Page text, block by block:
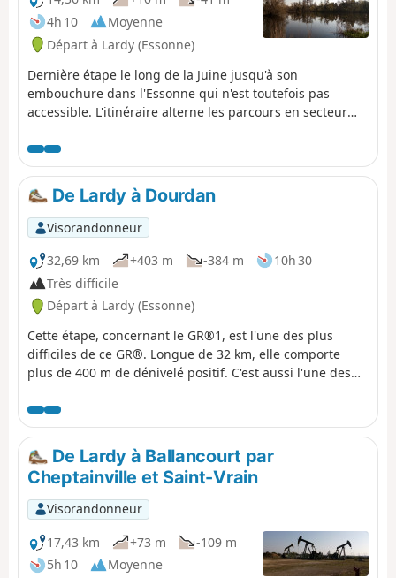
4h 10
Moyenne
Départ à Lardy (Essonne)
Dernière étape le long de la Juine jusqu'à son
embouchure dans l'Essonne qui n'est toutefois pas
accessible. L'itinéraire alterne les parcours en secteur
avec ses étangs, ses roselières et ses observatoires à
oiseaux, constitue le point d'orgue de cette randonnée.
De Lardy à Dourdan
Visorandonneur
32,69 km
+403 m -384 m
10h 30
Très difficile
Départ à Lardy (Essonne)
Cette étape, concernant le GR®1, est l'une des plus
difficiles de ce GR®. Longue de 32 km, elle comporte
plus de 400 m de dénivelé positif. C'est aussi l'une des
de croiser de magnifiques monuments, comme l'Église
Saint-Sulpice, l'Église Saint-Yon, l'église de Sermaise
ainsi que le Château de Dourdan. D'autres monuments
sont à visiter dans cette ville. L'essentiel du parcours se
fait en campagne, avec plusieurs montées et descentes
dans les vallées. Le parcours rencontre de très
nombreux villages, plus ou moins grand.
De Lardy à Ballancourt par
Cheptainville et Saint-Vrain
Visorandonneur
17,43 km
+73 m
-109 m
5h 10
Moyenne